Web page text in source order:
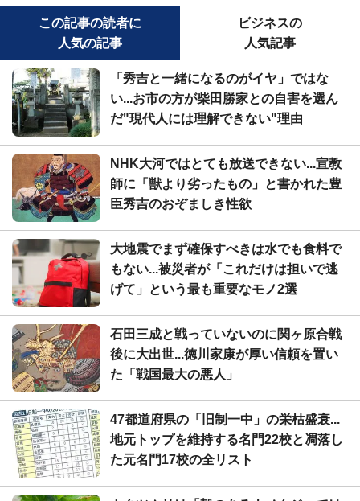
この記事の読者に
人気の記事
ビジネスの
人気記事
「秀吉と一緒になるのがイヤ」ではな
い...お市の方が柴田勝家との自害を選ん
だ"現代人には理解できない"理由
NHK大河ではとても放送できない...宣教
師に「獣より劣ったもの」と書かれた豊
臣秀吉のおぞましき性欲
大地震でまず確保すべきは水でも食料で
もない...被災者が「これだけは担いで逃
げて」という最も重要なモノ2選
石田三成と戦っていないのに関ヶ原合戦
後に大出世...徳川家康が厚い信頼を置い
た「戦国最大の悪人」
47都道府県の「旧制一中」の栄枯盛衰...
地元トップを維持する名門22校と凋落し
た元名門17校の全リスト